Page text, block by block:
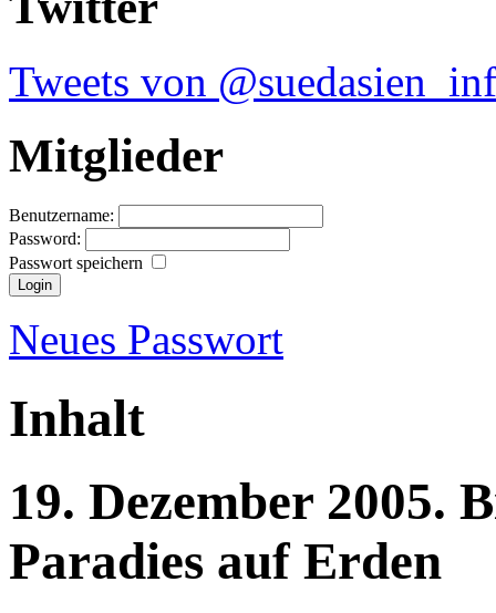
Tweets von
Mitglieder
Benutzername:
Password:
Passwort speichern
Neues Passwort
Inhalt
19. Dezember 2005.
Paradies auf Erden